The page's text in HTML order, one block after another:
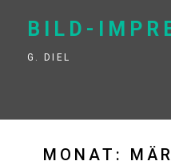
BILD-
G. DIEL
MONAT: